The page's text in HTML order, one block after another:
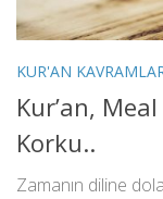
KUR'AN
Kur’an,
Korku..
Zamanın diline